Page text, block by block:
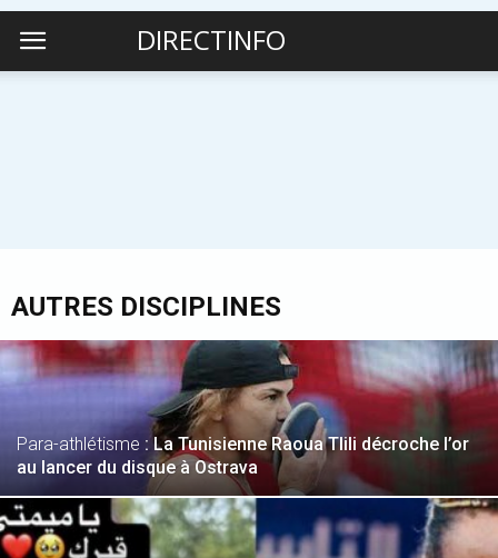
DIRECTINFO
AUTRES DISCIPLINES
Para-athlétisme : La Tunisienne Raoua Tlili décroche l’or
au lancer du disque à Ostrava